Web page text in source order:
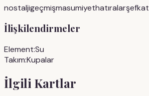
nostaljigeçmişmasumiyethatıralarşefkat
İlişkilendirmeler
Element:Su
Takım:Kupalar
İlgili Kartlar